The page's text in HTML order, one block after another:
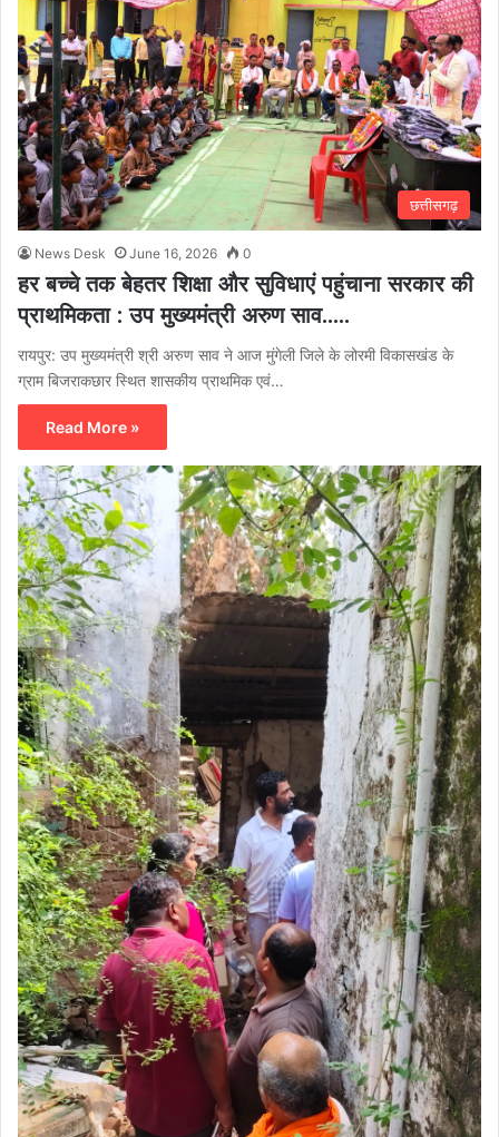
छत्तीसगढ़
News Desk June 16, 2026 0
हर बच्चे तक बेहतर शिक्षा और सुविधाएं पहुंचाना सरकार की
प्राथमिकता : उप मुख्यमंत्री अरुण साव…..
रायपुर: उप मुख्यमंत्री श्री अरुण साव ने आज मुंगेली जिले के लोरमी विकासखंड के
ग्राम बिजराकछार स्थित शासकीय प्राथमिक एवं…
Read More »